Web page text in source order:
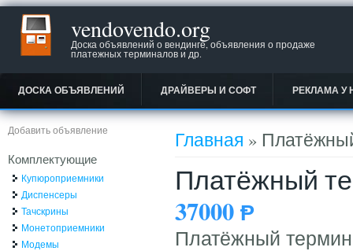
vendovendo.org
Доска объявлений о вендинге, объявления о продаже
платежных терминалов и др.
ДОСКА ОБЪЯВЛЕНИЙ ДРАЙВЕРЫ И СОФТ РЕКЛАМА У
Вы здесь
Главная »
Платёжный
37000 Ᵽ
Платёжный
Добавить объявление
Комплектующие
Купюроприемники
Диспенсеры
Тачскрины
Монетоприемники
Модемы